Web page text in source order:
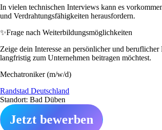
In vielen technischen Interviews kann es
und Verdrahtungsfähigkeiten herausfordern.
✨Frage nach Weiterbildungsmöglichkeiten
Zeige dein Interesse an persönlicher und
langfristig zum Unternehmen beitragen möchtest.
Mechatroniker (m/w/d)
Randstad Deutschland
Standort: Bad Düben
Jetzt bewerben